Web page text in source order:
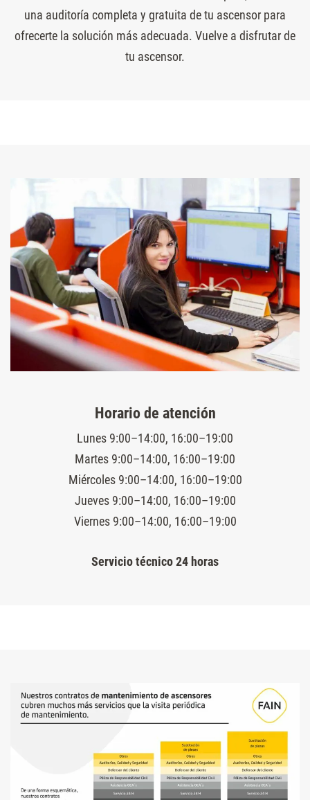
una auditoría completa y gratuita de tu ascensor para
ofrecerte la solución más adecuada. Vuelve a disfrutar de
tu ascensor.
Horario de atención
Lunes 9:00–14:00, 16:00–19:00
Martes 9:00–14:00, 16:00–19:00
Miércoles 9:00–14:00, 16:00–19:00
Jueves 9:00–14:00, 16:00–19:00
Viernes 9:00–14:00, 16:00–19:00
Servicio técnico 24 horas